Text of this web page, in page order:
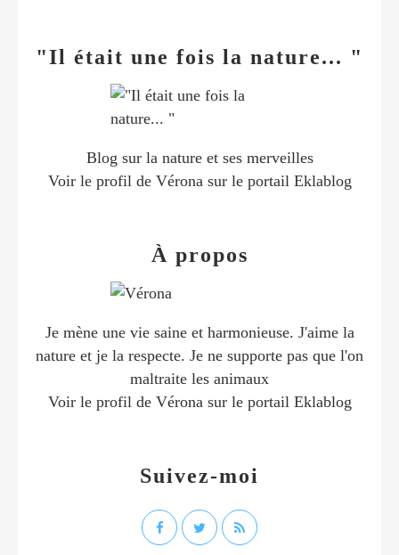
"Il était une fois la nature... "
Blog sur la nature et ses merveilles
Voir le profil de Véronasur le portail Eklablog
Suivez-moi
À propos
Je mène une vie saine et harmonieuse. J'aime la
nature et je la respecte. Je ne supporte pas que l'on
maltraite les animaux
Voir le profil de Véronasur le portail Eklablog